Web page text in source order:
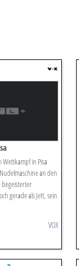
in Pisa
an den
gerade als Jett, sein
VOX